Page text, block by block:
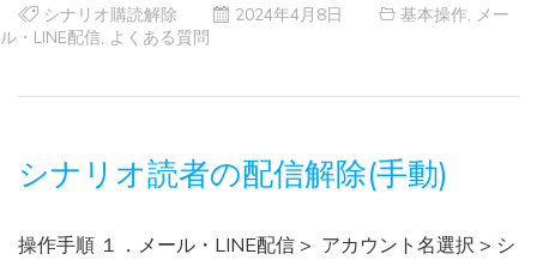
シナリオ購読解除 2024年4月8日 基本操作
メー
ル・LINE配信 よくある質問
シナリオ読者の配信解除(手動)
操作手順 １．メール・LINE配信 > アカウント名選択 > シ